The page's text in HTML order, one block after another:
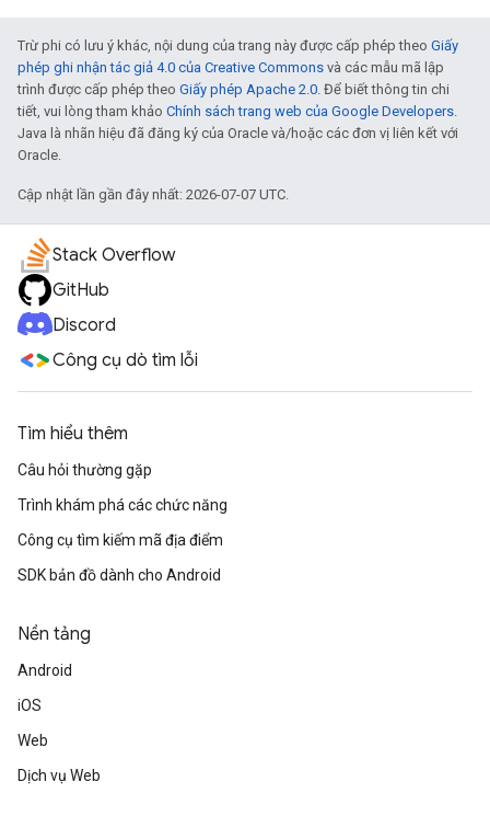
Trừ phi có lưu ý khác, nội dung của trang này được cấp phép theo Giấy
phép ghi nhận tác giả 4.0 của Creative Commons và các mẫu mã lập
trình được cấp phép theo Giấy phép Apache 2.0 . Để biết thông tin chi
tiết, vui lòng tham khảo Chính sách trang web của Google Developers
Java là nhãn hiệu đã đăng ký của Oracle và/hoặc các đơn vị liên kết với
Oracle.
Cập nhật lần gần đây nhất: 2026-07-07 UTC.
Stack Overflow
GitHub
Discord
Công cụ dò tìm lỗi
Tìm hiểu thêm
Câu hỏi thường gặp
Trình khám phá các chức năng
Công cụ tìm kiếm mã địa điểm
SDK bản đồ dành cho Android
Nền tảng
Android
iOS
Web
Dịch vụ Web